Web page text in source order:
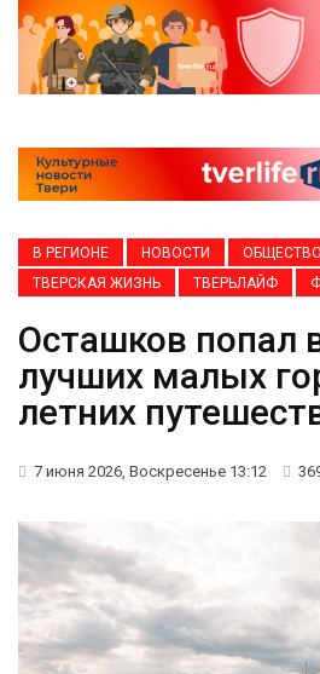
В РЕГИОНЕ НОВОСТИ ОБЩЕСТВО
ТВЕРСКАЯ ЖИЗНЬ
ТВЕРЬЛАЙФ
Осташков попал
лучших малых
летних
7 июня 2026, Воскресенье 13:12